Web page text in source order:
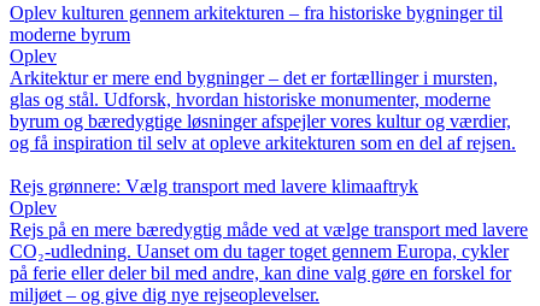
Oplev kulturen gennem arkitekturen – fra historiske bygninger til
moderne byrum
Oplev
Arkitektur er mere end bygninger – det er fortællinger i mursten,
glas og stål. Udforsk, hvordan historiske monumenter, moderne
byrum og bæredygtige løsninger afspejler vores kultur og værdier,
og få inspiration til selv at opleve arkitekturen som en del af rejsen.
Rejs grønnere: Vælg transport med lavere klimaaftryk
Oplev
Rejs på en mere bæredygtig måde ved at vælge transport med lavere
CO₂-udledning. Uanset om du tager toget gennem Europa, cykler
på ferie eller deler bil med andre, kan dine valg gøre en forskel for
miljøet – og give dig nye rejseoplevelser.